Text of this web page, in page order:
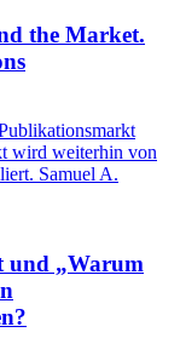
the Market.
wird weiterhin von
Samuel A.
und „Warum